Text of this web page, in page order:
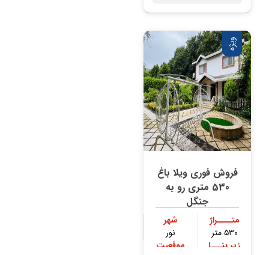
ویژه
فروش فوری ویلا باغ
530 متری رو به
جنگل
متــــراژ
۵۳۰ متر
شهر
نور
زیر بنـــا
موقعیت